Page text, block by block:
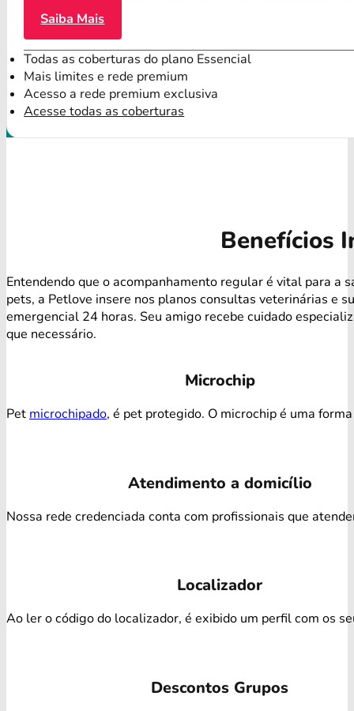
Saiba Mais
Todas as coberturas do plano Essencial
Mais limites e rede premium
Acesso a rede premium exclusiva
Acesse todas as coberturas
Benefícios
Entendendo que o acompanhamento regular é vital para a
pets, a Petlove insere nos planos consultas veterinárias e
emergencial 24 horas. Seu amigo recebe cuidado
que necessário.
Microchip
Pet microchipado, é pet protegido. O microchip é uma
Atendimento a domicílio
Nossa rede credenciada conta com profissionais que
Localizador
Ao ler o código do localizador, é exibido um perfil com os
Descontos Grupos